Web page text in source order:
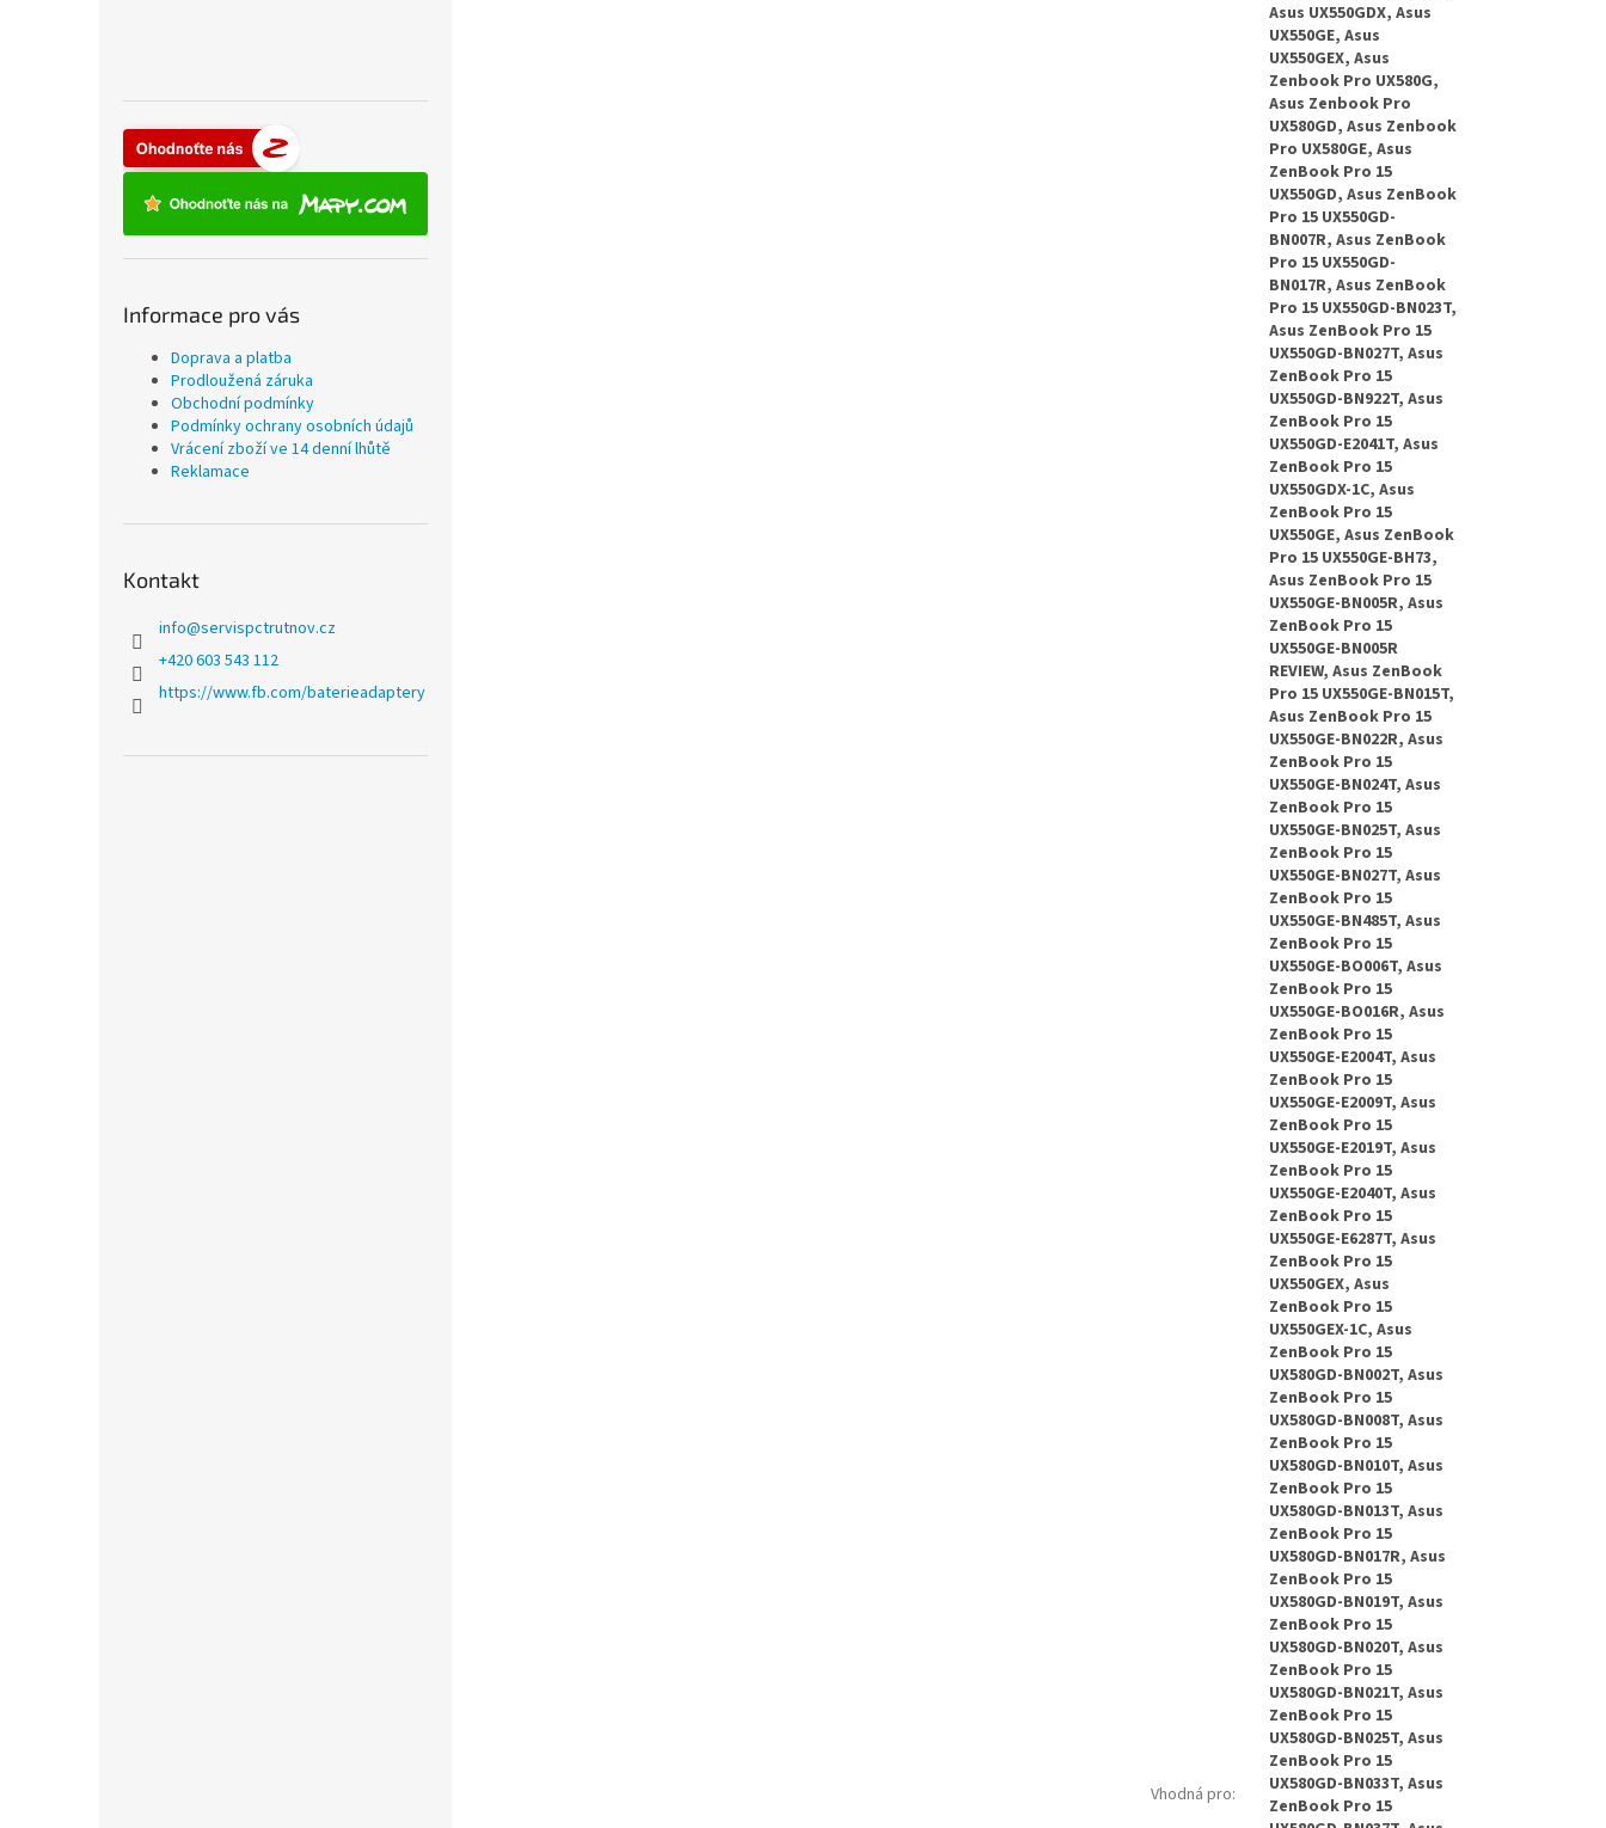
Informace pro vás
Doprava a platba
Prodloužená záruka
Obchodní podmínky
Podmínky ochrany osobních údajů
Vrácení zboží ve 14 denní lhůtě
Reklamace
Kontakt
info@servispctrutnov.cz
+420 603 543 112
https://www.fb.com/baterieadaptery
Vhodná pro:
Asus UX550GDX, Asus
UX550GE, Asus
UX550GEX, Asus
Zenbook Pro UX580G,
Asus Zenbook Pro
UX580GD, Asus Zenbook
Pro UX580GE, Asus
ZenBook Pro 15
UX550GD, Asus ZenBook
Pro 15 UX550GD-
BN007R, Asus ZenBook
Pro 15 UX550GD-
BN017R, Asus ZenBook
Pro 15 UX550GD-BN023T,
Asus ZenBook Pro 15
UX550GD-BN027T, Asus
ZenBook Pro 15
UX550GD-BN922T, Asus
ZenBook Pro 15
UX550GD-E2041T, Asus
ZenBook Pro 15
UX550GDX-1C, Asus
ZenBook Pro 15
UX550GE, Asus ZenBook
Pro 15 UX550GE-BH73,
Asus ZenBook Pro 15
UX550GE-BN005R, Asus
ZenBook Pro 15
UX550GE-BN005R
REVIEW, Asus ZenBook
Pro 15 UX550GE-BN015T,
Asus ZenBook Pro 15
UX550GE-BN022R, Asus
ZenBook Pro 15
UX550GE-BN024T, Asus
ZenBook Pro 15
UX550GE-BN025T, Asus
ZenBook Pro 15
UX550GE-BN027T, Asus
ZenBook Pro 15
UX550GE-BN485T, Asus
ZenBook Pro 15
UX550GE-BO006T, Asus
ZenBook Pro 15
UX550GE-BO016R, Asus
ZenBook Pro 15
UX550GE-E2004T, Asus
ZenBook Pro 15
UX550GE-E2009T, Asus
ZenBook Pro 15
UX550GE-E2019T, Asus
ZenBook Pro 15
UX550GE-E2040T, Asus
ZenBook Pro 15
UX550GE-E6287T, Asus
ZenBook Pro 15
UX550GEX, Asus
ZenBook Pro 15
UX550GEX-1C, Asus
ZenBook Pro 15
UX580GD-BN002T, Asus
ZenBook Pro 15
UX580GD-BN008T, Asus
ZenBook Pro 15
UX580GD-BN010T, Asus
ZenBook Pro 15
UX580GD-BN013T, Asus
ZenBook Pro 15
UX580GD-BN017R, Asus
ZenBook Pro 15
UX580GD-BN019T, Asus
ZenBook Pro 15
UX580GD-BN020T, Asus
ZenBook Pro 15
UX580GD-BN021T, Asus
ZenBook Pro 15
UX580GD-BN025T, Asus
ZenBook Pro 15
UX580GD-BN033T, Asus
ZenBook Pro 15